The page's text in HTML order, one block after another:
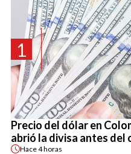
1
Precio del dólar en
abrió la divisa antes del
Hace4 horas